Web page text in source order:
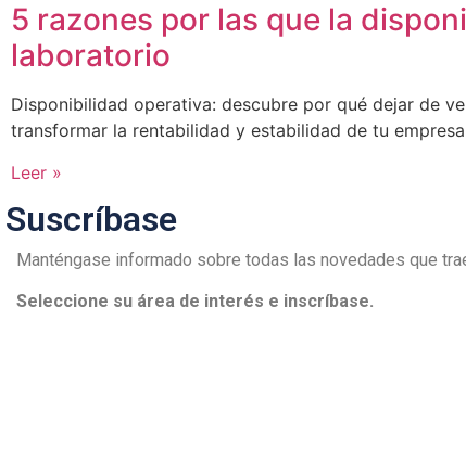
5 razones por las que la
laboratorio
Disponibilidad operativa: descubre por qué dejar de
transformar la rentabilidad y estabilidad de tu
Leer »
Suscríbase
Manténgase informado sobre todas las novedades que
Seleccione su área de interés e inscríbase.